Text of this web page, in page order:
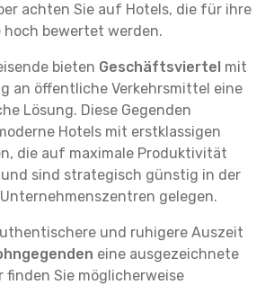
achten Sie auf Hotels, die für ihre
hoch bewertet werden.
bieten Geschäftsviertel mit
an öffentliche Verkehrsmittel eine
Lösung. Diese Gegenden
Hotels mit erstklassigen
die auf maximale Produktivität
sind strategisch günstig in der
gelegen.
und ruhigere Auszeit
eine ausgezeichnete
finden Sie möglicherweise